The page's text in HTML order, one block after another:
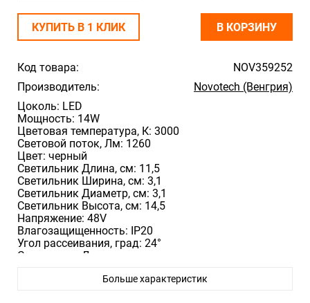
Код товара:
NOV359252
Производитель:
Novotech (Венгрия)
Цоколь: LED
Мощность: 14W
Цветовая температура, К: 3000
Световой поток, Лм: 1260
Цвет: черный
Светильник Длина, cм: 11,5
Светильник Ширина, cм: 3,1
Светильник Диаметр, cм: 3,1
Светильник Высота, cм: 14,5
Напряжение: 48V
Влагозащищенность: IP20
Угол рассеивания, град: 24°
Светильник Диаметр врезного отверстия, мм:
Трековый светильник для низковольтного
Больше характеристик
КУПИТЬ В 1 КЛИК В КОРЗИНУ